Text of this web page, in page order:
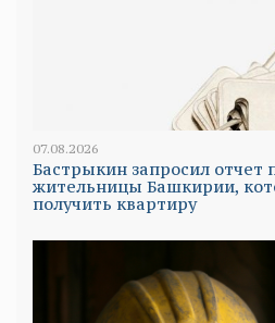
07.08.2026
Бастрыкин запросил отчет
жительницы Башкирии,
получить квартиру